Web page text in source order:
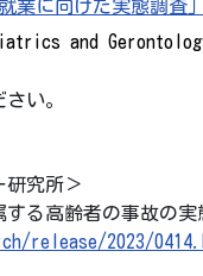
業に向けた実態調査」
and
い。
研究所＞
する高齢者の事故の
release/2023/